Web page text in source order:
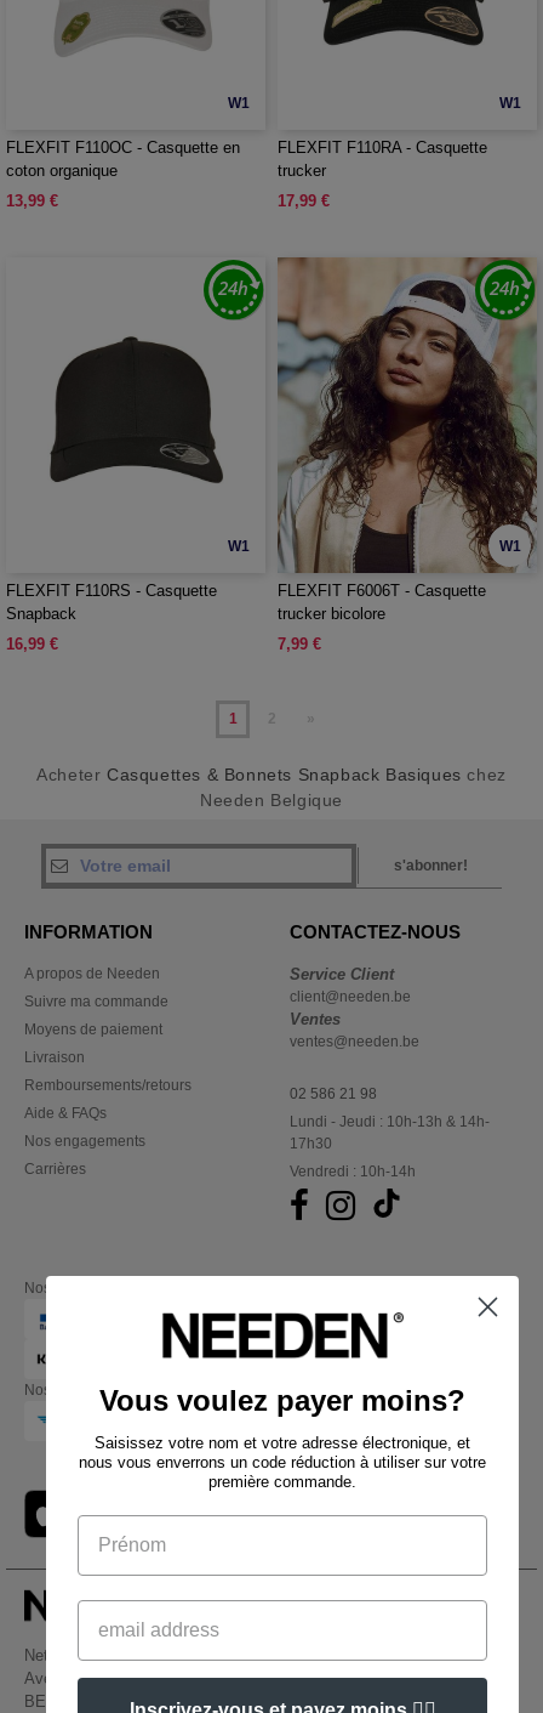
W1
FLEXFIT F110OC - Casquette en
coton organique
13,99 €
W1
FLEXFIT F110RA - Casquette
trucker
17,99 €
W1
FLEXFIT F110RS - Casquette
Snapback
16,99 €
W1
FLEXFIT F6006T - Casquette
trucker bicolore
7,99 €
1 2 »
Acheter Casquettes & Bonnets Snapback Basiques chez
Needen Belgique
s'abonner!
INFORMATION
A propos de Needen
Suivre ma commande
Moyens de paiement
Livraison
Remboursements/retours
Aide & FAQs
Nos engagements
Carrières
CONTACTEZ-NOUS
Service Client
client@needen.be
Ventes
ventes@needen.be
02 586 21 98
Lundi - Jeudi : 10h-13h & 14h-
17h30
Vendredi : 10h-14h
Nos partenaires financiers
Nos transporteurs
Netenders Belgium SRL
Avenue Hermann-Debroux 54, 1160, Bruxelles
BE61 3632 1629 8017
Vous voulez payer moins?
Saisissez votre nom et votre adresse électronique, et
nous vous enverrons un code réduction à utiliser sur votre
première commande.